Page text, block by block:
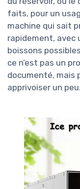
faits, pour un
machine qui sait
rapidement, avec
boissons
ce n’est pas un
documenté, mais
apprivoiser un peu.